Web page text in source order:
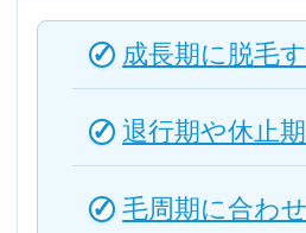
成長期に脱毛
退行期や休止
毛周期に合わ